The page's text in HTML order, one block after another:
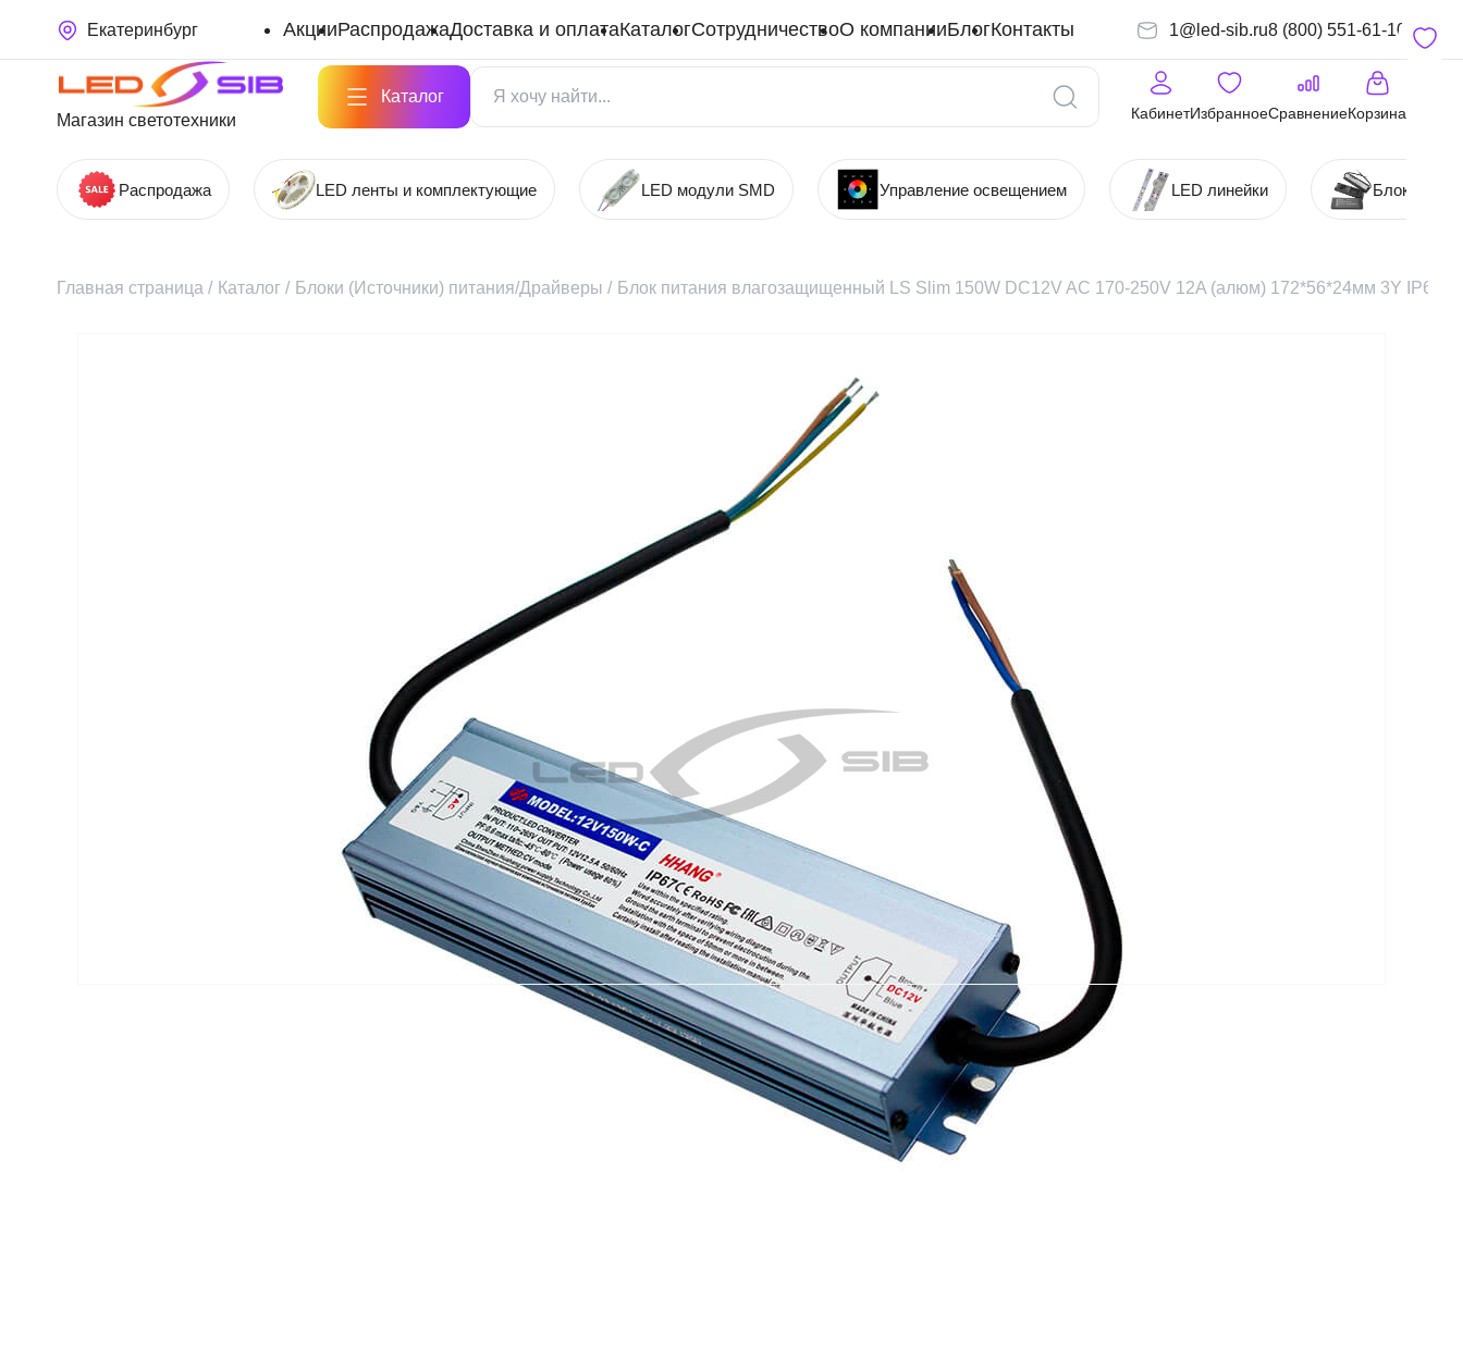
Екатеринбург АкцииРаспродажаДоставка и оплатаКаталогСотрудничествоО компанииБлогКонтакты 1@led-sib.ru8 (800) 551-61-10
Магазин светотехники
Каталог
КабинетИзбранноеСравнениеКорзина
Распродажа LED ленты и комплектующие LED модули SMD Управление освещением LED линейки Блоки
Главная страница / Каталог / Блоки (Источники) питания/Драйверы / Блок питания влагозащищенный LS Slim 150W DC12V AC 170-250V 12A (алюм) 172*56*24мм 3Y IP67